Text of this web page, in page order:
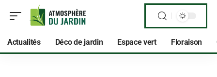
Actualités Déco de jardin Espace vert Floraison